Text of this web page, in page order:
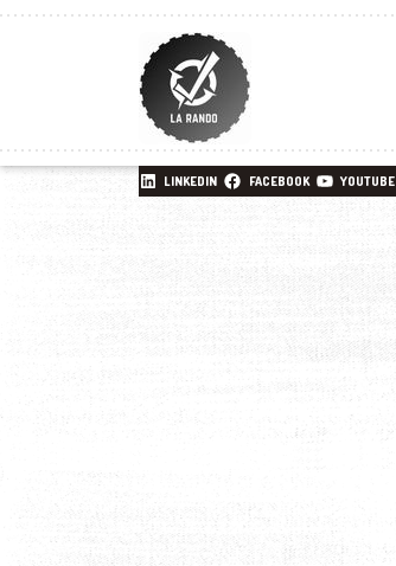
LINKEDIN FACEBOOK YOUTUBE